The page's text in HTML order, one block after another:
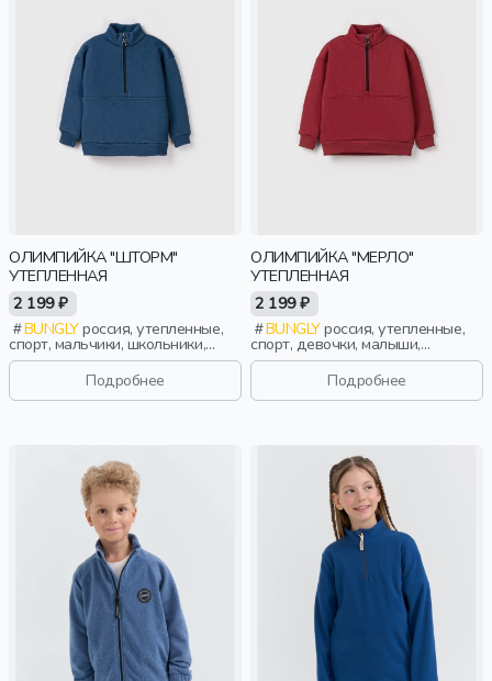
ОЛИМПИЙКА "ШТОРМ"
УТЕПЛЕННАЯ
2 199 ₽
BUNGLYроссия, утепленные,
спорт, мальчики, школьники,
подростки, дети
Подробнее
ОЛИМПИЙКА "МЕРЛО"
УТЕПЛЕННАЯ
2 199 ₽
BUNGLYроссия, утепленные,
спорт, девочки, малыши,
дошкольники, дети
Подробнее